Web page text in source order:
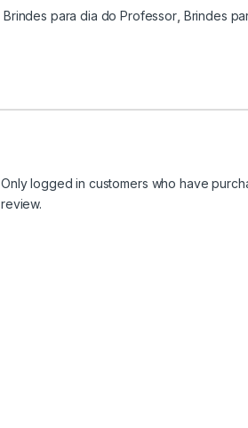
Brindes para dia do Professor, Brindes
Only logged in customers who have
review.